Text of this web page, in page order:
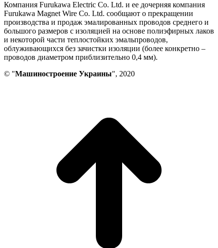
Компания Furukawa Electric Co. Ltd. и ее дочерняя компания
Furukawa Magnet Wire Co. Ltd. сообщают о прекращении
производства и продаж эмалированных проводов среднего и
большого размеров с изоляцией на основе полиэфирных лаков
и некоторой части теплостойких эмальпроводов,
облуживающихся без зачистки изоляции (более конкретно –
проводов диаметром приблизительно 0,4 мм).
© "Машиностроение Украины", 2020